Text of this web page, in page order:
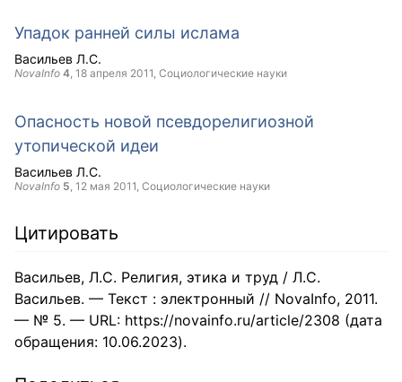
Упадок ранней силы ислама
Васильев Л.С.
NovaInfo 4, 18 апреля 2011, Социологические науки
Опасность новой псевдорелигиозной
утопической идеи
Васильев Л.С.
NovaInfo 5, 12 мая 2011, Социологические науки
Цитировать
Васильев, Л.С. Религия, этика и труд / Л.С.
Васильев. — Текст : электронный // NovaInfo, 2011.
— № 5. — URL: https://novainfo.ru/article/2308 (дата
обращения: 10.06.2023).